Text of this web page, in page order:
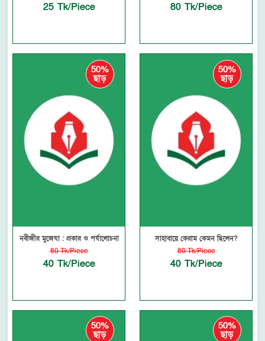
25 Tk/Piece 80 Tk/Piece
50%
ছাড়
নবীজীর মুজেযা : প্রকার ও পর্যালোচনা
80 Tk/Piece
40 Tk/Piece
50%
ছাড়
সাহাবায়ে কেরাম কেমন ছিলেন?
80 Tk/Piece
40 Tk/Piece
50%
ছাড়
50%
ছাড়